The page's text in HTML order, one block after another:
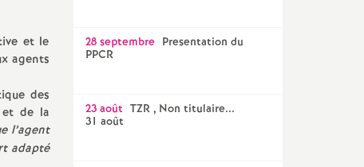
et le
agents
des
et de la
l’agent
adapté
28 septembre Presentation du
PPCR
23 août TZR , Non titulaire...
31 août